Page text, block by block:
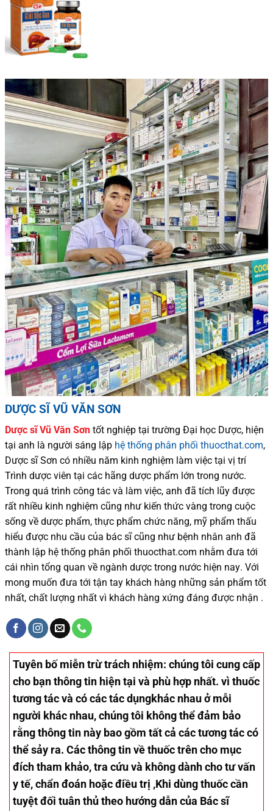
DƯỢC SĨ VŨ VĂN SƠN
Dược sĩVũ Văn Sơn tốt nghiệp tại trường Đại học Dược, hiện
tại anh là người sáng lập hệ thống phân phối thuocthat.com,
Dược sĩSơn có nhiều năm kinh nghiệm làm việc tại vị trí
Trình dược viên tại các hãng dược phẩm lớn trong nước.
Trong quá trình công tác và làm việc, anh đã tích lũy được
rất nhiều kinh nghiệm cũng như kiến thức vàng trong cuộc
sống về dược phẩm, thực phẩm chức năng, mỹ phẩm thấu
hiểu được nhu cầu của bác sĩcũng như bệnh nhân anh đã
thành lập hệ thống phân phối thuocthat.com nhằm đưa tới
cái nhìn tổng quan về ngành dược trong nước hiện nay. Với
mong muốn đưa tới tận tay khách hàng những sản phẩm tốt
nhất, chất lượng nhất vì khách hàng xứng đáng được nhận .
Tuyên bố miễn trừ trách nhiệm: chúng tôi cung cấp
cho bạn thông tin hiện tại và phù hợp nhất. vì thuốc
tương tác và có các tác dụngkhác nhau ở mỗi
người khác nhau, chúng tôi không thể đảm bảo
rằng thông tin này bao gồm tất cả các tương tác có
thể sảy ra. Các thông tin về thuốc trên cho mục
đích tham khảo, tra cứu và không dành cho tư vấn
y tế, chẩn đoán hoặc điều trị ,Khi dùng thuốc cần
tuyệt đối tuân thủ theo hướng dẫn của Bác sĩ